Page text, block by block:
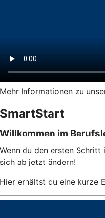
Mehr Informationen zu
SmartStart
Willkommen im
Wenn du den ersten
sich ab jetzt ändern!
Hier erhältst du eine kurze